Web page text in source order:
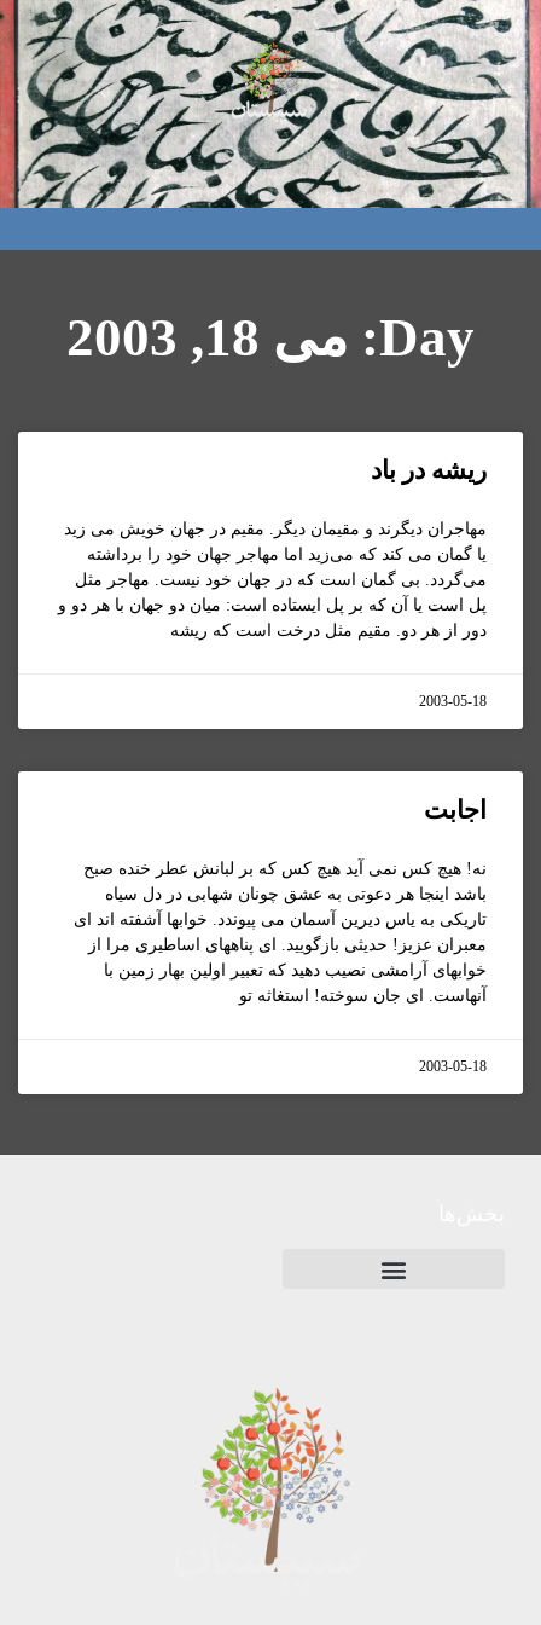
Day: می 18, 2003
ريشه در باد
مهاجران ديگرند و مقيمان ديگر. مقيم در جهان خويش می زيد
يا گمان می کند که می‌زيد اما مهاجر جهان خود را برداشته
می‌گردد. بی گمان است که در جهان خود نيست. مهاجر مثل
پل است يا آن که بر پل ايستاده است: ميان دو جهان با هر دو و
دور از هر دو. مقيم مثل درخت است که ريشه
2003-05-18
اجابت
نه! هيچ کس نمی آيد هيچ کس که بر لبانش عطر خنده صبح
باشد اينجا هر دعوتی به عشق چونان شهابی در دل سياه
تاريکی به ياس ديرين آسمان می پيوندد. خوابها آشفته اند ای
معبران عزيز! حديثی بازگوييد. ای پناههای اساطيری مرا از
خوابهای آرامشی نصيب دهيد که تعبير اولين بهار زمين با
آنهاست. ای جان سوخته! استغاثه تو
2003-05-18